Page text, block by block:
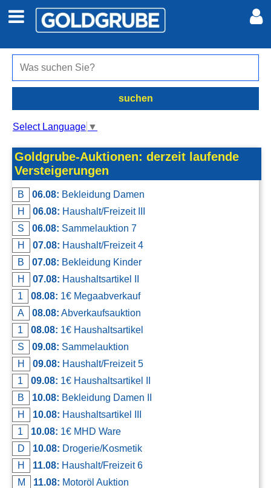
Auto + Motor
Jobs
Marktplatz
Auktionen
jetzt inserieren
Kontakt
AGB, Nutzungsbedingungen
Impressum
Meine Inserate
Anmelden
suchen
Select Language ▼
Goldgrube-Auktionen: derzeit laufende
Versteigerungen
B 06.08: Bekleidung Damen
H
06.08: Haushalt/Freizeit III
S
06.08: Sammelauktion 7
H
07.08: Haushalt/Freizeit 4
B
07.08: Bekleidung Kinder
H
07.08: Haushaltsartikel II
1
08.08: 1€ Megaabverkauf
A
08.08: Abverkaufsauktion
1
08.08: 1€ Haushaltsartikel
S
09.08: Sammelauktion
H
09.08: Haushalt/Freizeit 5
1
09.08: 1€ Haushaltsartikel II
B
10.08: Bekleidung Damen II
H
10.08: Haushaltsartikel III
1
10.08: 1€ MHD Ware
D
10.08: Drogerie/Kosmetik
H
11.08: Haushalt/Freizeit 6
M
11.08: Motoröl Auktion